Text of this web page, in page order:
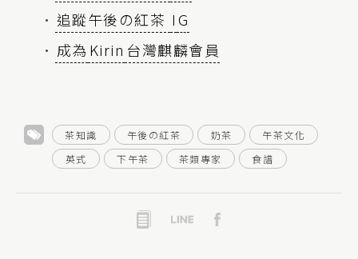
• 追蹤午後の紅茶 IG
• 成為 Kirin 台灣麒麟會員
茶知識 午後の紅茶 奶茶
午茶文化
英式
下午茶 茶類專家 食譜